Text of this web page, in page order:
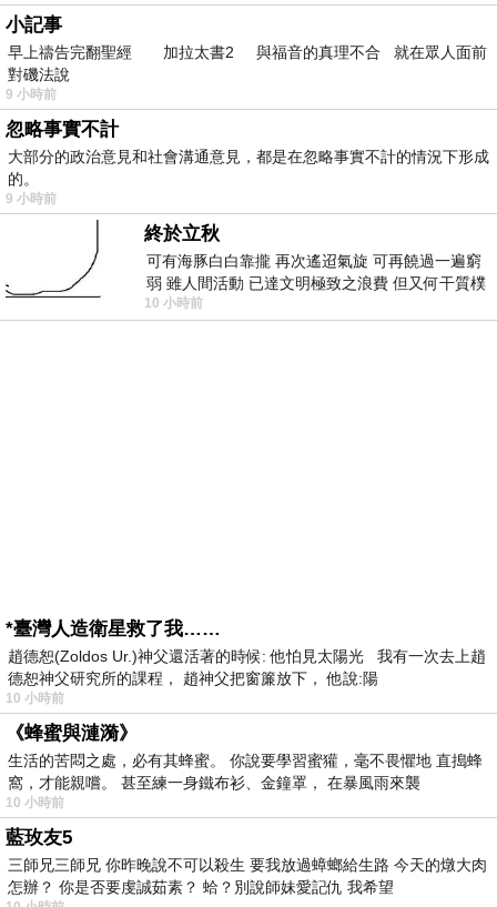
小記事
早上禱告完翻聖經 加拉太書2 與福音的真理不合 就在眾人面前
對磯法說
9 小時前
忽略事實不計
大部分的政治意見和社會溝通意見，都是在忽略事實不計的情況下形成
的。
9 小時前
終於立秋
可有海豚白白靠攏 再次遙迢氣旋 可再饒過一遍窮
弱 雖人間活動 已達文明極致之浪費 但又何干質樸
者 只能白白陪葬
10 小時前
*臺灣人造衛星救了我……
趙德恕(Zoldos Ur.)神父還活著的時候: 他怕見太陽光 我有一次去上趙
德恕神父研究所的課程， 趙神父把窗簾放下， 他說:陽
10 小時前
《蜂蜜與漣漪》
生活的苦悶之處，必有其蜂蜜。 你說要學習蜜獾，毫不畏懼地 直搗蜂
窩，才能親嚐。 甚至練一身鐵布衫、金鐘罩， 在暴風雨來襲
10 小時前
藍玫友5
三師兄三師兄 你昨晚說不可以殺生 要我放過蟑螂給生路 今天的燉大肉
怎辦？ 你是否要虔誠茹素？ 蛤？別說師妹愛記仇 我希望